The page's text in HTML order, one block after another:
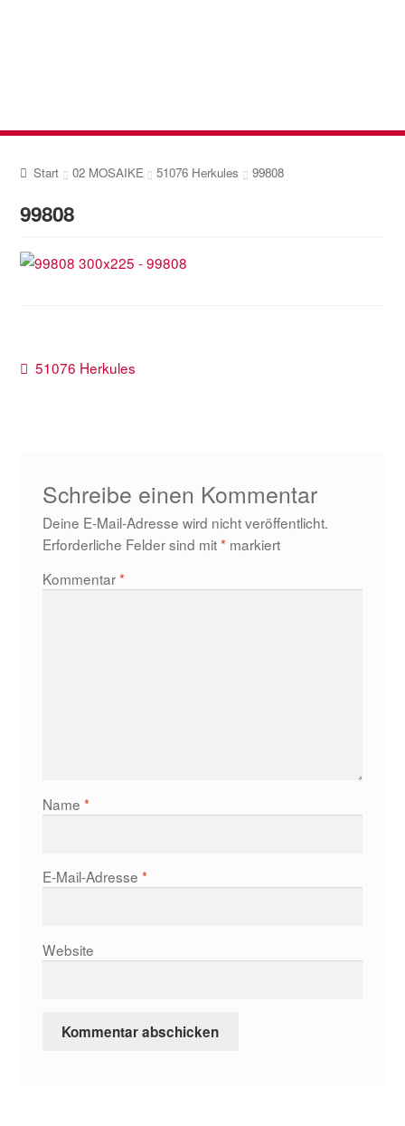
Start 02 MOSAIKE 51076 Herkules 99808
99808
Beitragsnavigation
Vorheriger
51076 Herkules
Schreibe einen Kommentar
Deine E-Mail-Adresse wird nicht veröffentlicht.
Erforderliche Felder sind mit* markiert
Kommentar*
Name *
E-Mail-Adresse *
Website